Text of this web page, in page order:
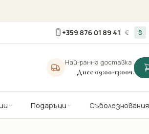
+359 876 01 89 41 € $
Най-ранна доставка:
Днес 09:00-13:00ч.
Подаръци Съболезнования